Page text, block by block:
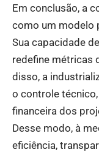
Em conclusão, a
como um modelo
Sua capacidade
redefine métricas
disso, a
o controle
financeira dos
Desse modo, à
eficiência,